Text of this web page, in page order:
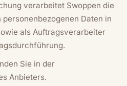
verarbeitet Swoppen die
Daten in
als Auftragsverarbeiter
Sie in der
Anbieters.